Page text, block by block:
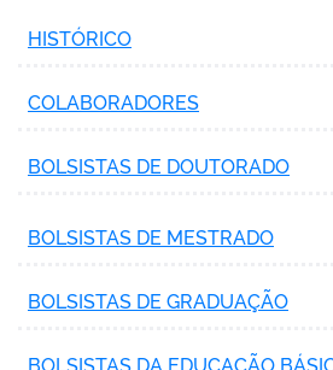
HISTÓRICO
COLABORADORES
BOLSISTAS DE DOUTORADO
BOLSISTAS DE MESTRADO
BOLSISTAS DE GRADUAÇÃO
BOLSISTAS DA EDUCAÇÃO